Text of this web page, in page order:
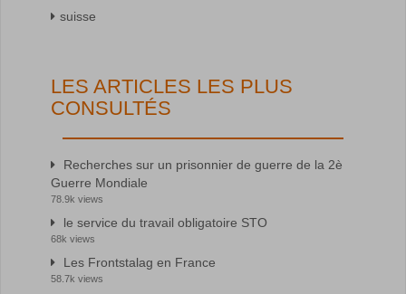
suisse
LES ARTICLES LES PLUS
CONSULTÉS
Recherches sur un prisonnier de guerre de la 2è
Guerre Mondiale
78.9k views
le service du travail obligatoire STO
68k views
Les Frontstalag en France
58.7k views